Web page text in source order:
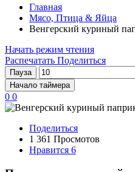
Главная
Мясо, Птица & Яйца
Венгерский куриный
Начать режим чтения
Распечатать Поделиться
Пауза
Начало таймера
0 0
Поделиться
1 361 Просмотов
Нравится 6